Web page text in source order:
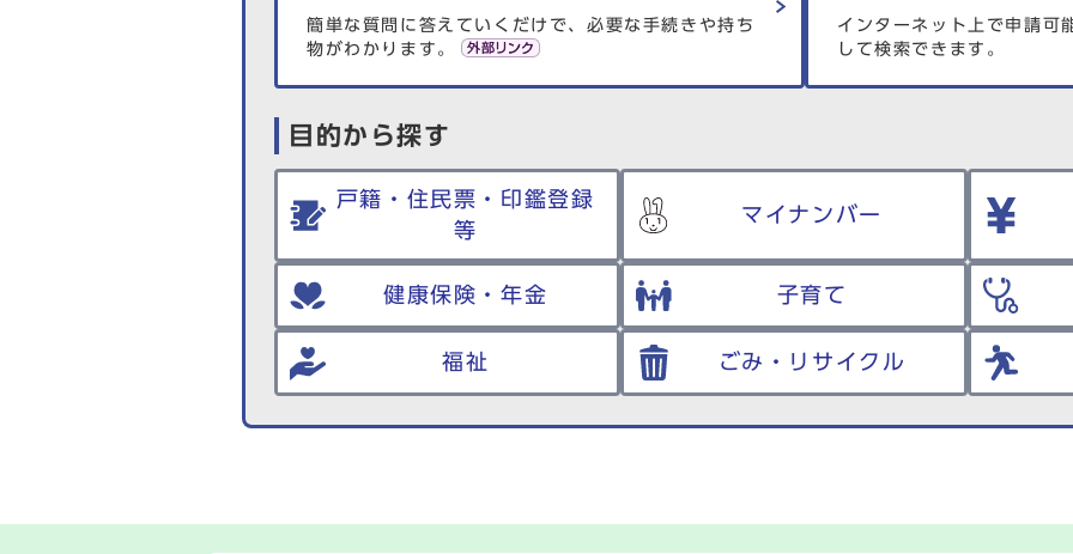
簡単な質問に答えていくだけで、必要な手続きや持ち
物がわかります。
インターネット上で申請可
して検索できます。
目的から探す
戸籍・住民票・印鑑登録
等
マイナンバー
健康保険・年金 子育て
福祉 ごみ・リサイクル